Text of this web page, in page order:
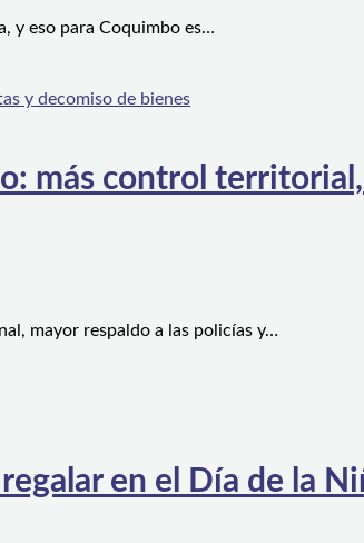
y eso para Coquimbo es…
más control
mayor respaldo a las policías y…
en el Día de la